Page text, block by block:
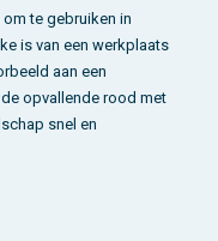
te gebruiken in
is van een werkplaats
aan een
opvallende rood met
snel en